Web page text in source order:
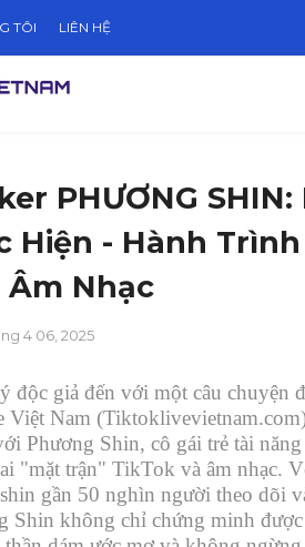
TÔI LIÊN HỆ
PHƯƠNG SHIN:
Hiện - Hành
Âm Nhạc
4 06, 2025
độc giả đến với một câu chuyện
Nam
Phương Shin, cô gái trẻ tài
"mặt trận" TikTok và âm nhạc.
gần 50 nghìn người theo dõi
Shin không chỉ chứng minh được